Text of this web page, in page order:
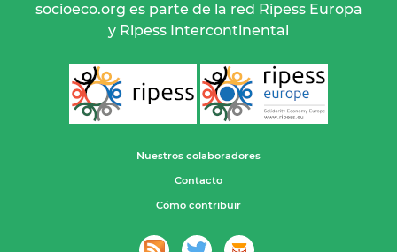
socioeco.org es parte de la red Ripess Europa
y Ripess Intercontinental
Nuestros colaboradores
Contacto
Cómo contribuir